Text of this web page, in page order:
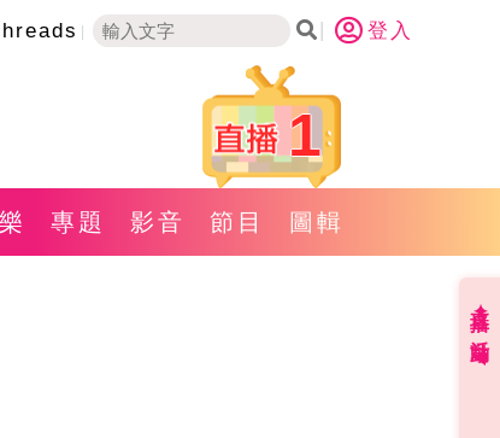
登入
1
專題 影音 節目 圖輯
直播✦活動